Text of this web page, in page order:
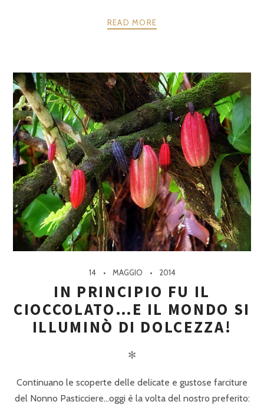
READ MORE
14 MAGGIO 2014
IN PRINCIPIO FU IL
CIOCCOLATO…E IL MONDO SI
ILLUMINÒ DI DOLCEZZA!
✻
Continuano le scoperte delle delicate e gustose farciture
del Nonno Pasticciere…oggi è la volta del nostro preferito: